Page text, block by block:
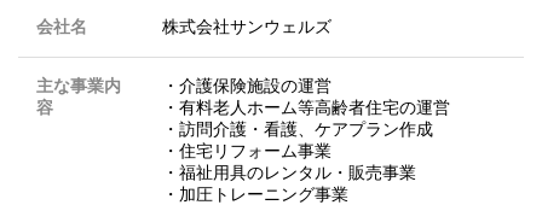
会社名 株式会社サンウェルズ
主な事業内
容
・介護保険施設の運営
・有料老人ホーム等高齢者住宅の運営
・訪問介護・看護、ケアプラン作成
・住宅リフォーム事業
・福祉用具のレンタル・販売事業
・加圧トレーニング事業